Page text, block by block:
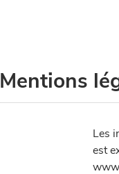
Mentions
Les
est